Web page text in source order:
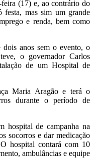
(17) e, ao contrário do
festa, mas sim um grande
e renda, bem como
dois anos sem o evento, o
o governador Carlos
de um Hospital de
Maria Aragão e terá o
durante o período de
hospital de campanha na
socorros e dar medicação
hospital contará com 10
ambulâncias e equipe